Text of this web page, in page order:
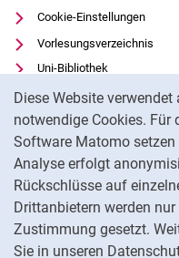
Diese Website
notwendige Cookies.
Software Matomo setzen
Analyse erfolgt
Rückschlüsse auf
Drittanbietern werden
Zustimmung gesetzt.
Sie in unseren
Cookie-Einstellungen
Vorlesungsverzeichnis
Uni-Bibliothek
Moodle
Panopto
Datenschutz
Barrierefreiheit
Transparenter KI-Einsatz